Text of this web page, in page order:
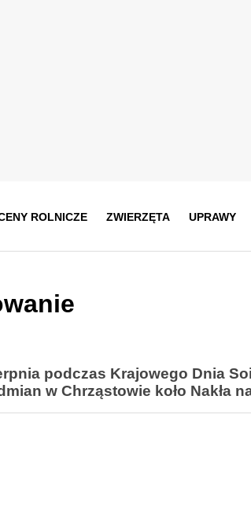
ROLNICZE ZWIERZĘTA UPRAWY
podczas Krajowego Dnia
w Chrząstowie koło Nakła